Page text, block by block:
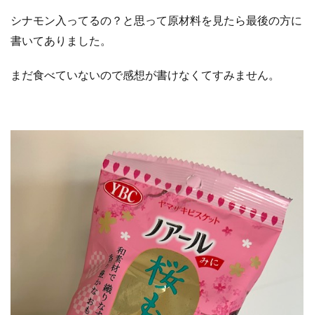
シナモン入ってるの？と思って原材料を見たら最後の方に
書いてありました。
まだ食べていないので感想が書けなくてすみません。